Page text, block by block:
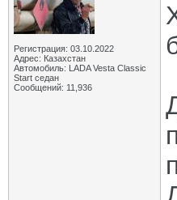
Регистрация: 03.10.2022
Адрес: Казахстан
Автомобиль: LADA Vesta Classic
Start седан
Сообщений: 11,936